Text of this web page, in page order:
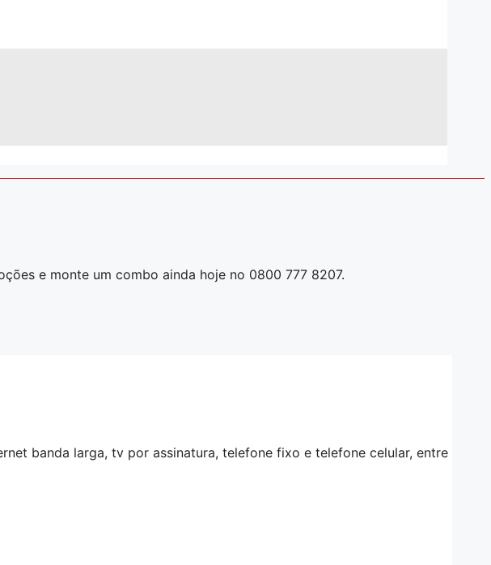
e monte um combo ainda hoje no 0800 777 8207.
banda larga, tv por assinatura, telefone fixo e telefone celular, entre